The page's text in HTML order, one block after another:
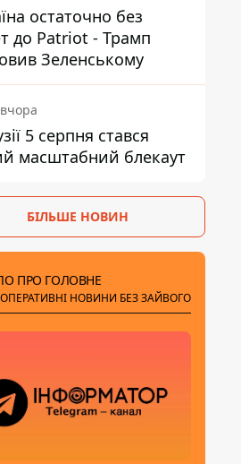
остаточно без
до Patriot - Трамп
Зеленському
5 серпня стався
масштабний блекаут
БІЛЬШЕ НОВИН
ПРО ГОЛОВНЕ
НОВИНИ БЕЗ ЗАЙВОГО